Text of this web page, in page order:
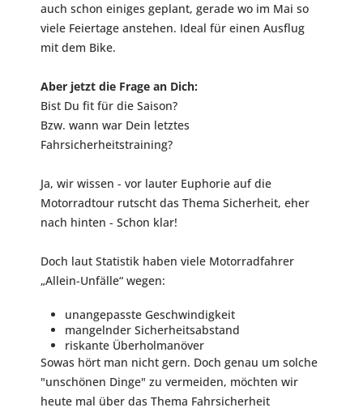
auch schon einiges geplant, gerade wo im Mai so
viele Feiertage anstehen. Ideal für einen Ausflug
mit dem Bike.
Aber jetzt die Frage an Dich:
Bist Du fit für die Saison?
Bzw. wann war Dein letztes
Fahrsicherheitstraining?
Ja, wir wissen - vor lauter Euphorie auf die
Motorradtour rutscht das Thema Sicherheit, eher
nach hinten - Schon klar!
Doch laut Statistik haben viele Motorradfahrer
„Allein-Unfälle“ wegen:
unangepasste Geschwindigkeit
mangelnder Sicherheitsabstand
riskante Überholmanöver
Sowas hört man nicht gern. Doch genau um solche
"unschönen Dinge" zu vermeiden, möchten wir
heute mal über das Thema Fahrsicherheit